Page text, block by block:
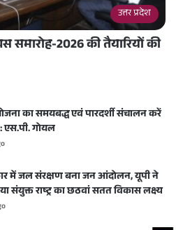
उत्तर प्रदेश
समारोह-2026 की तैयारियों की
का समयबद्ध एवं पारदर्शी संचालन करें
एस.पी. गोयल
में जल संरक्षण बना जन आंदोलन, यूपी ने
संयुक्त राष्ट्र का छठवां सतत विकास लक्ष्य